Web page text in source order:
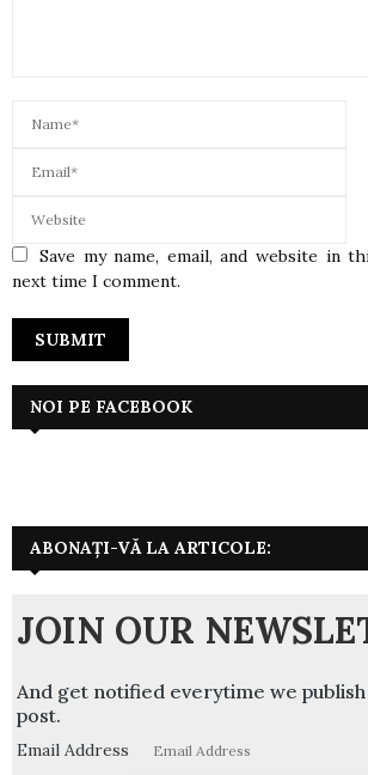
Save my name, email, and website in
next time I comment.
NOI PE FACEBOOK
ABONAȚI-VĂ LA ARTICOLE:
JOIN OUR
And get notified everytime we
post.
Email Address